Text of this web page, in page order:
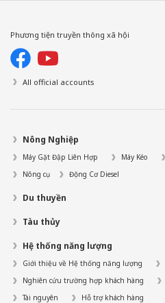
Phương tiện truyền thông xã hội
All official accounts
Nông Nghiệp
Máy Gặt Đập Liên Hợp Máy Kéo
Nông cụ
Động Cơ Diesel
Du thuyền
Tàu thủy
Hệ thống năng lượng
Giới thiệu về Hệ thống năng lượng
Nghiên cứu trường hợp khách hàng
Tài nguyên
Hỗ trợ khách hàng